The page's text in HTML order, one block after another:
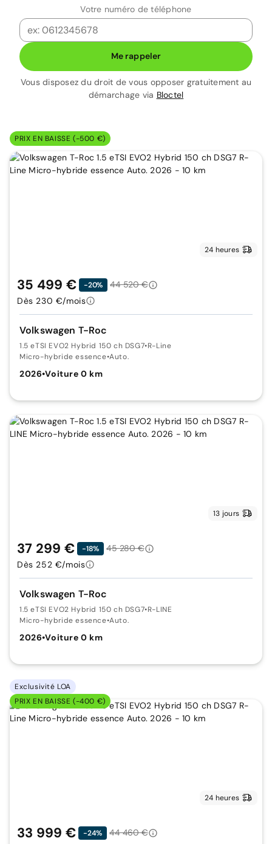
Votre numéro de téléphone
Me rappeler
Vous disposez du droit de vous opposer gratuitement au
démarchage via Bloctel
PRIX EN BAISSE (-500 €)
24 heures
Volkswagen T-Roc
1.5 eTSI EVO2 Hybrid 150 ch DSG7•R-Line
Micro-hybride essence•Auto.
2026•Voiture 0 km
35 499 € -20%
44 520 €
Dès 230 €/mois
13 jours
Volkswagen T-Roc
1.5 eTSI EVO2 Hybrid 150 ch DSG7•R-LINE
Micro-hybride essence•Auto.
2026•Voiture 0 km
37 299 € -18%
45 280 €
Dès 252 €/mois
Exclusivité LOA
PRIX EN BAISSE (-400 €)
24 heures
33 999 € -24%
44 460 €